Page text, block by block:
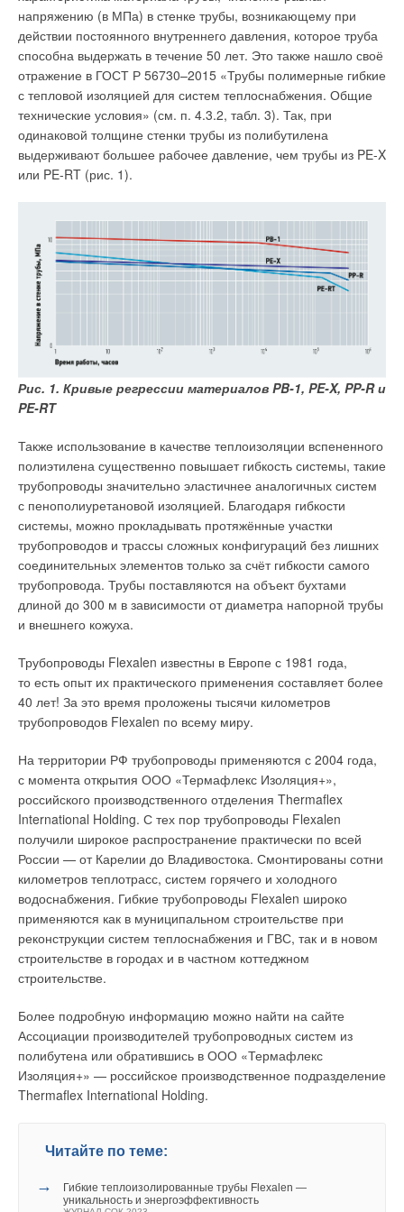
напряжению (в МПа) в стенке трубы, возникающему при
действии постоянного внутреннего давления, которое труба
способна выдержать в течение 50 лет. Это также нашло своё
отражение в ГОСТ Р 56730–2015 «Трубы полимерные гибкие
с тепловой изоляцией для систем теплоснабжения. Общие
технические условия» (см. п. 4.3.2, табл. 3). Так, при
одинаковой толщине стенки трубы из полибутилена
выдерживают большее рабочее давление, чем трубы из PE-X
или PE-RT (рис. 1).
Рис. 1. Кривые регрессии материалов PB-1, PE-X, PP-R и
PE-RT
Также использование в качестве теплоизоляции вспененного
полиэтилена существенно повышает гибкость системы, такие
трубопроводы значительно эластичнее аналогичных систем
с пенополиуретановой изоляцией. Благодаря гибкости
системы, можно прокладывать протяжённые участки
трубопроводов и трассы сложных конфигураций без лишних
соединительных элементов только за счёт гибкости самого
трубопровода. Трубы поставляются на объект бухтами
длиной до 300 м в зависимости от диаметра напорной трубы
и внешнего кожуха.
Трубопроводы Flexalen известны в Европе с 1981 года,
то есть опыт их практического применения составляет более
40 лет! За это время проложены тысячи километров
трубопроводов Flexalen по всему миру.
На территории РФ трубопроводы применяются с 2004 года,
с момента открытия ООО «Термафлекс Изоляция+»,
российского производственного отделения Thermaflex
International Holding. С тех пор трубопроводы Flexalen
получили широкое распространение практически по всей
России — от Карелии до Владивостока. Смонтированы сотни
километров теплотрасс, систем горячего и холодного
водоснабжения. Гибкие трубопроводы Flexalen широко
применяются как в муниципальном строительстве при
реконструкции систем теплоснабжения и ГВС, так и в новом
строительстве в городах и в частном коттеджном
строительстве.
Более подробную информацию можно найти на сайте
Ассоциации производителей трубопроводных систем из
полибутена или обратившись в ООО «Термафлекс
Изоляция+» — российское производственное подразделение
Thermaflex International Holding.
Читайте по теме:
→
Гибкие теплоизолированные трубы Flexalen —
уникальность и энергоэффективность
оптимальное соотношение «цена/качество»;
модели с межцентровым расстоянием в 500 мм являются
альтернативой старым чугунным радиаторам.
Недостатки
необходим чистый теплоноситель — содержащийся
в воде абразив разрушает антиоксидантные плёнки
и снижает срок службы всего радиатора, а уровень
кислотности в отопительных системах многоэтажек
поэтому перед покупкой радиатора стоит проверить
уровень кислотности воды (показатель не должен
превышать 7–8 единиц);
при эксплуатации алюминий подвергается
окислительным процессам, вызывающим разрушение
металла и выделение газов;
не все модели можно использовать с незамерзающими
теплоносителями;
для монтажа радиатора с боковым подключением
потребуется докупить монтажный комплект на ½″ или ¾″,
крепёжные кронштейны.
Чугунные радиаторы
Весь прошлый век чугунные радиаторы оставались наиболее
популярными приборами отопления. Не уходят они с рынка
обладают рядом преимуществ по сравнению
с современными аналогами из других материалов и активно
используются в домах с открытыми, самотёчными системами
отопления.
Чугунные радиаторные батареи отопления
востребованы до сих пор, поскольку обладают рядом
аналогами из других материалов
Преимущества:
поступающий из окна холодный воздух и улучшая
распределение воздуха по помещению. Инновационная
технология Super Power, реализованная в конструкции Indigo
Super+, обеспечивает рекордную мощность — 190 Вт
с каждой секции.
Биметаллические радиаторысерии Biliner VD с нижним
подключением, оснащённые «умным» термостатом
SmartHeat
Аэродинамический дизайн радиатораBilinerразработан IPG
Design Studio (Италия) совместно с экспертами отраслевого
института «НИИсантехники» (Россия). Форма радиатора
напоминает профиль крыла самолёта. Благодаря
каплеобразной форме верхних концов рёбер в области
дефлекторы, позволяющие равномерно распределять
тёплый воздух по помещению. Такое решение позволило
достичь революционной тепловой эффективности радиатора
при компактных размерах. Biliner выпускается в двух
фирменных цветах — белом Bianco Traffico, чёрном Noir
Sable и серебристом Silver Satin. Все три цвета всегда
в наличии на складе.
Биметаллические дизайн-радиаторы серии Pianoforte